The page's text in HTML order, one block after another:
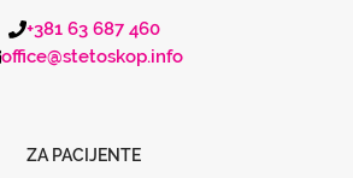
+381 63 687 460
office@stetoskop.info
ZA PACIJENTE